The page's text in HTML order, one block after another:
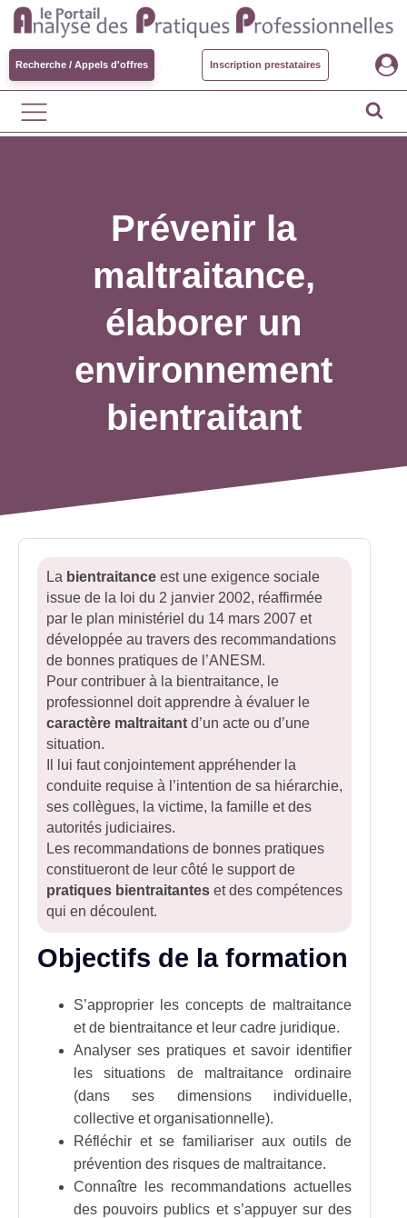
Recherche / Appels d'offres Inscription prestataires
Prévenir la
maltraitance,
élaborer un
environnement
bientraitant
La bientraitance est une exigence sociale
issue de la loi du 2 janvier 2002, réaffirmée
par le plan ministériel du 14 mars 2007 et
développée au travers des recommandations
de bonnes pratiques de l’ANESM.
Pour contribuer à la bientraitance, le
professionnel doit apprendre à évaluer le
caractère maltraitant d’un acte ou d’une
situation.
Il lui faut conjointement appréhender la
conduite requise à l’intention de sa hiérarchie,
ses collègues, la victime, la famille et des
autorités judiciaires.
Les recommandations de bonnes pratiques
constitueront de leur côté le support de
pratiques bientraitantes et des compétences
qui en découlent.
Objectifs de la formation
S’approprier les concepts de maltraitance
et de bientraitance et leur cadre juridique.
Analyser ses pratiques et savoir identifier
les situations de maltraitance ordinaire
(dans ses dimensions individuelle,
collective et organisationnelle).
Réfléchir et se familiariser aux outils de
prévention des risques de maltraitance.
Connaître les recommandations actuelles
des pouvoirs publics et s’appuyer sur des